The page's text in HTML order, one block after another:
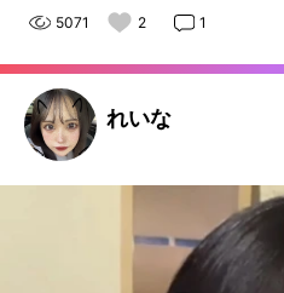
5071 2 1
れいな